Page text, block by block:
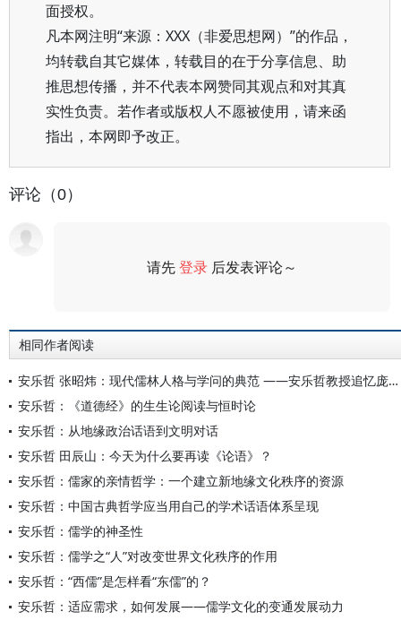
面授权。
凡本网注明“来源：XXX（非爱思想网）”的作品，
均转载自其它媒体，转载目的在于分享信息、助
推思想传播，并不代表本网赞同其观点和对其真
实性负责。若作者或版权人不愿被使用，请来函
指出，本网即予改正。
评论（0）
请先登录 后发表评论～
相同作者阅读
安乐哲 张昭炜：现代儒林人格与学问的典范 ——安乐哲教授追忆庞朴先生
安乐哲：《道德经》的生生论阅读与恒时论
安乐哲：从地缘政治话语到文明对话
安乐哲 田辰山：今天为什么要再读《论语》？
安乐哲：儒家的亲情哲学：一个建立新地缘文化秩序的资源
安乐哲：中国古典哲学应当用自己的学术话语体系呈现
安乐哲：儒学的神圣性
安乐哲：儒学之“人”对改变世界文化秩序的作用
安乐哲：“西儒”是怎样看“东儒”的？
安乐哲：适应需求，如何发展——儒学文化的变通发展动力